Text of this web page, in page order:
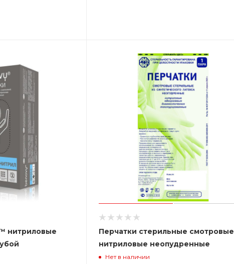
нитриловые
Перчатки стерильные смотровые
нитриловые неопудренные
Нет в наличии